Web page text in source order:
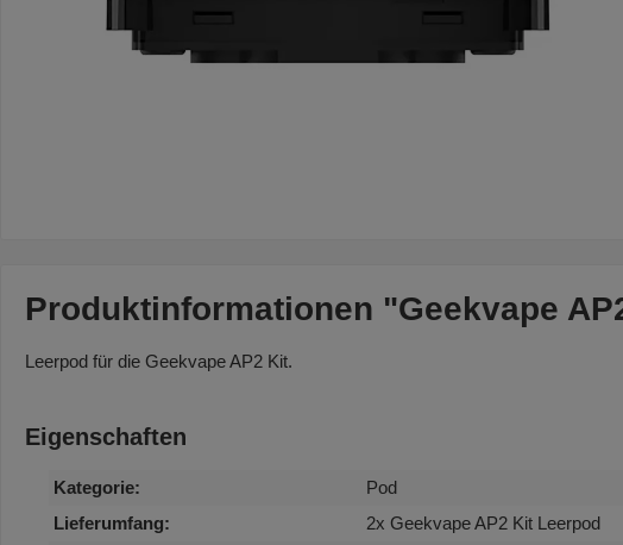
Produktinformationen "Geekvape
Leerpod für die Geekvape AP2 Kit.
Eigenschaften
Kategorie:
Pod
Lieferumfang:
2x Geekvape AP2 Kit Leerpod